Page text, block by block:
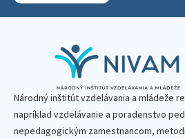
Národný inštitút vzdelávania a mládeže
napríklad vzdelávanie a poradenstvo
nepedagogickým zamestnancom,